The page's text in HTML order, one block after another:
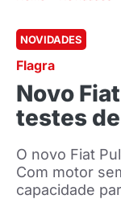
NOVIDADES
Flagra
Novo
testes
O novo Fiat
Com motor
capacidade